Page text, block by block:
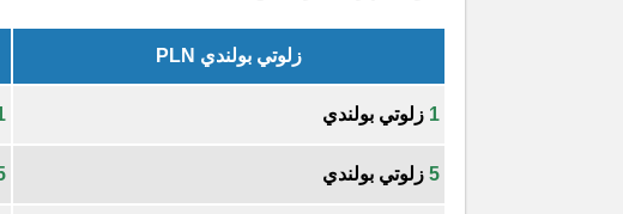
زلوتي بولندي PLN
1 زلوتي بولندي
5 زلوتي بولندي